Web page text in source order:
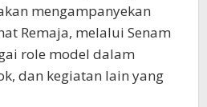
mengampanyekan
Remaja, melalui Senam
role model dalam
dan kegiatan lain yang